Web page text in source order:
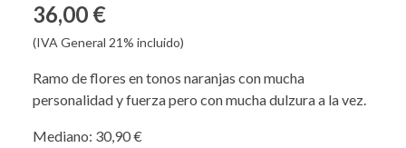
36,00 €
(IVA General 21% incluido)
Ramo de flores en tonos naranjas con mucha
personalidad y fuerza pero con mucha dulzura a la vez.
Mediano: 30,90 €